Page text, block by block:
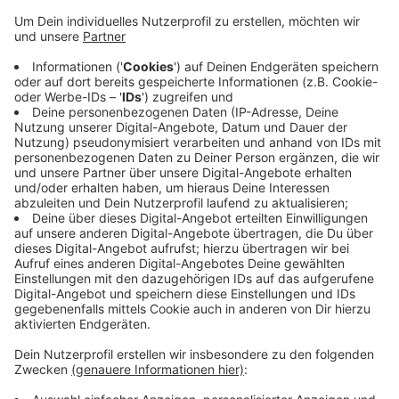
Anzeige
Auf Fragebögen können Eltern eintragen, wann der
Betreuungsbedarf ihres Kindes am größten ist. Damit
will das Jugendamt heraufinden, ob das aktuelle
Angebot ausgebaut werden muss. Auch sollen die
Ergebnisse bei den Planungen zum Ausbau der
Kinderbetreuungsangebote berücksichtig werden. Der
Fragebogen kann auf der Internetseite der Stadt
Viersen heruntergeladen oder bei der Kita des Kindes
angefragt werden.
Anzeige